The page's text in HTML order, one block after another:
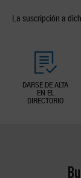
La suscripción a
DARSE DE ALTA
EN EL
DIRECTORIO